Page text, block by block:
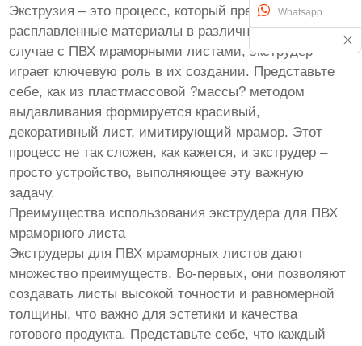
Экструзия – это процесс, который превращает
расплавленные материалы в различные формы. В
случае с ПВХ мраморными листами, экструдер
играет ключевую роль в их создании. Представьте
себе, как из пластмассовой ?массы? методом
выдавливания формируется красивый,
декоративный лист, имитирующий мрамор. Этот
процесс не так сложен, как кажется, и экструдер –
просто устройство, выполняющее эту важную
задачу.
Преимущества использования экструдера для ПВХ
мраморного листа
Экструдеры для ПВХ мраморных листов дают
множество преимуществ. Во-первых, они позволяют
создавать листы высокой точности и равномерной
толщины, что важно для эстетики и качества
готового продукта. Представьте себе, что каждый
Whatsapp